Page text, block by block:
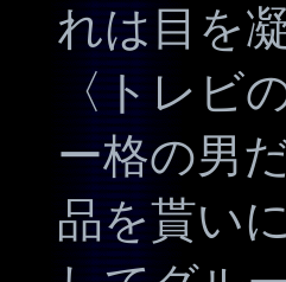
れは目を
〈トレビ
ー格の男
品を貰い